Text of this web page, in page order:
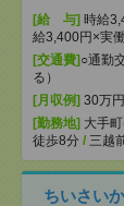
[給 与] 時給
給3,400円×実
[交通費] ○通勤
る）
[月収例] 30万
[勤務地] 大手
徒歩8分 / 三越
ちいさい